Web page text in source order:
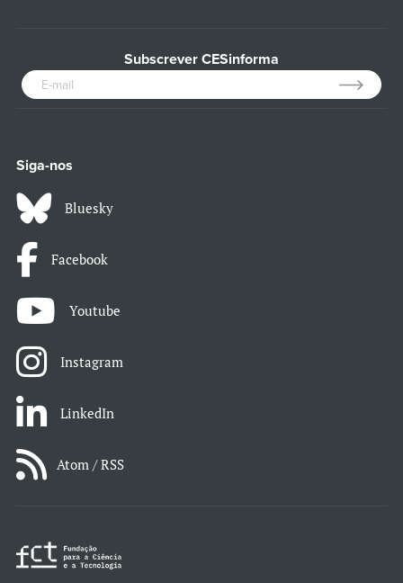
Subscrever CESinforma
Siga-nos
Bluesky
Facebook
Youtube
Instagram
LinkedIn
Atom / RSS